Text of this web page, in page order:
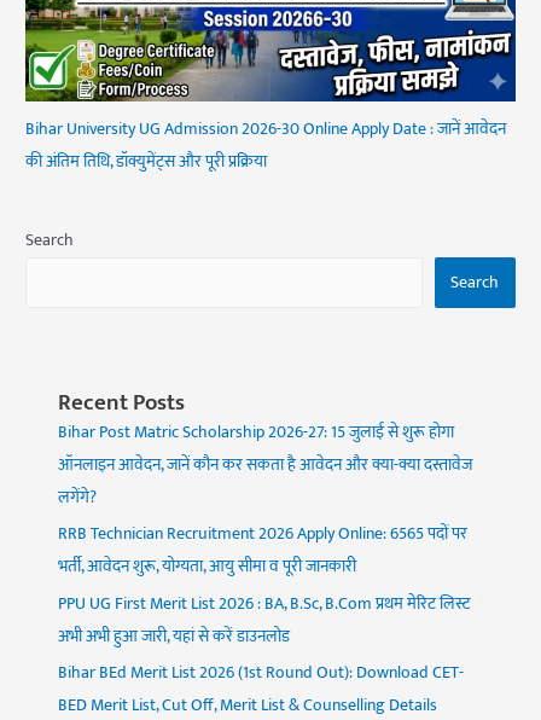
Bihar University UG Admission 2026-30 Online Apply Date : जानें आवेदन
की अंतिम तिथि, डॉक्युमेंट्स और पूरी प्रक्रिया
Search
Search
Recent Posts
Bihar Post Matric Scholarship 2026-27: 15 जुलाई से शुरू होगा
ऑनलाइन आवेदन, जानें कौन कर सकता है आवेदन और क्या-क्या दस्तावेज
लगेंगे?
RRB Technician Recruitment 2026 Apply Online: 6565 पदों पर
भर्ती, आवेदन शुरू, योग्यता, आयु सीमा व पूरी जानकारी
PPU UG First Merit List 2026 : BA, B.Sc, B.Com प्रथम मेरिट लिस्ट
अभी अभी हुआ जारी, यहां से करें डाउनलोड
Bihar BEd Merit List 2026 (1st Round Out): Download CET-
BED Merit List, Cut Off, Merit List & Counselling Details